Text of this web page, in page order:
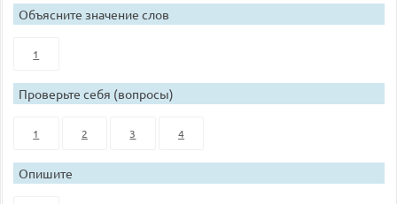
Объясните значение слов
1
Проверьте себя (вопросы)
1 2 3 4
Опишите